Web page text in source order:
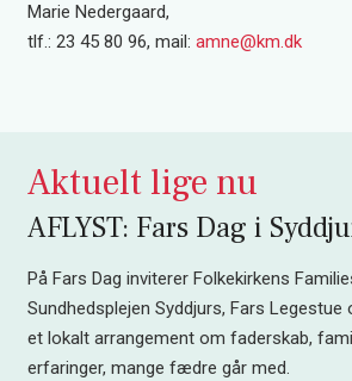
Marie Nedergaard,
tlf.: 23 45 80 96, mail: amne@km.dk
Aktuelt lige nu
AFLYST: Fars Dag i
På Fars Dag inviterer Folkekirkens
Sundhedsplejen Syddjurs, Fars Legestue
et lokalt arrangement om faderskab,
erfaringer, mange fædre går med.